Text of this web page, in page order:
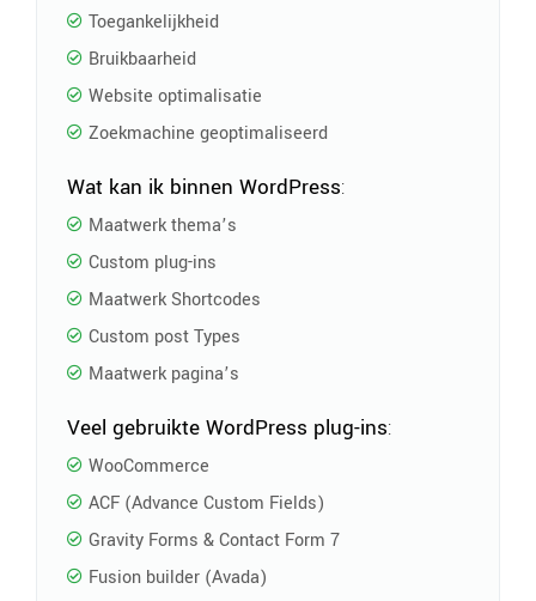
Toegankelijkheid
Bruikbaarheid
Website optimalisatie
Zoekmachine geoptimaliseerd
Wat kan ik binnen WordPress:
Maatwerk thema’s
Custom plug-ins
Maatwerk Shortcodes
Custom post Types
Maatwerk pagina’s
Veel gebruikte WordPress plug-ins:
WooCommerce
ACF (Advance Custom Fields)
Gravity Forms & Contact Form 7
Fusion builder (Avada)